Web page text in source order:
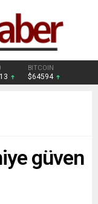
BITCOIN
$64594
güven